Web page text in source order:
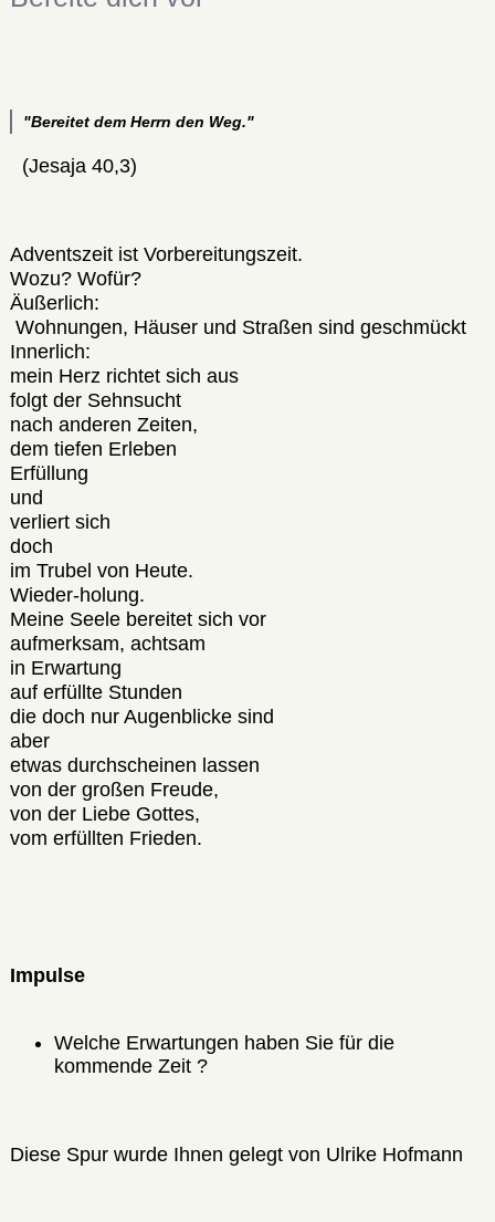
"Bereitet dem Herrn den Weg."
(Jesaja 40,3)
Adventszeit ist Vorbereitungszeit.
Wozu? Wofür?
Äußerlich:
Wohnungen, Häuser und Straßen sind geschmückt
Innerlich:
mein Herz richtet sich aus
folgt der Sehnsucht
nach anderen Zeiten,
dem tiefen Erleben
Erfüllung
und
verliert sich
doch
im Trubel von Heute.
Wieder-holung.
Meine Seele bereitet sich vor
aufmerksam, achtsam
in Erwartung
auf erfüllte Stunden
die doch nur Augenblicke sind
aber
etwas durchscheinen lassen
von der großen Freude,
von der Liebe Gottes,
vom erfüllten Frieden.
Impulse
Welche Erwartungen haben Sie für die
kommende Zeit ?
Diese Spur wurde Ihnen gelegt von Ulrike Hofmann